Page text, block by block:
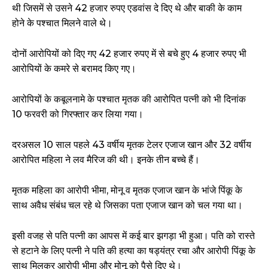
थी जिसमें से उसने 42 हजार रुपए एडवांस दे दिए थे और बाकी के काम
होने के पश्चात मिलने वाले थे।
दोनों आरोपियों को दिए गए 42 हजार रुपए में से बचे हुए 4 हजार रुपए भी
आरोपियों के कमरे से बरामद किए गए।
आरोपियों के कबूलनामे के पश्चात मृतक की आरोपित पत्नी को भी दिनांक
10 फरवरी को गिरफ्तार कर लिया गया।
दरअसल 10 साल पहले 43 वर्षीय मृतक टेलर एजाज खान और 32 वर्षीय
आरोपित महिला ने लव मैरिज की थी। इनके तीन बच्चे हैं।
मृतक महिला का आरोपी भीमा, मोनू व मृतक एजाज खान के भांजे पिंकू के
साथ अवैध संबंध चल रहे थे जिसका पता एजाज खान को चल गया था।
इसी वजह से पति पत्नी का आपस में कई बार झगड़ा भी हुआ। पति को रास्ते
से हटाने के लिए पत्नी ने पति की हत्या का षड्यंत्र रचा और आरोपी पिंकू के
साथ मिलकर आरोपी भीमा और मोनू को पैसे दिए थे।